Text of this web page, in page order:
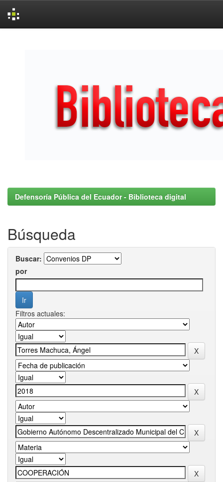
Defensoría Pública del Ecuador - Biblioteca digital
Búsqueda
Buscar:
por
Filtros actuales: